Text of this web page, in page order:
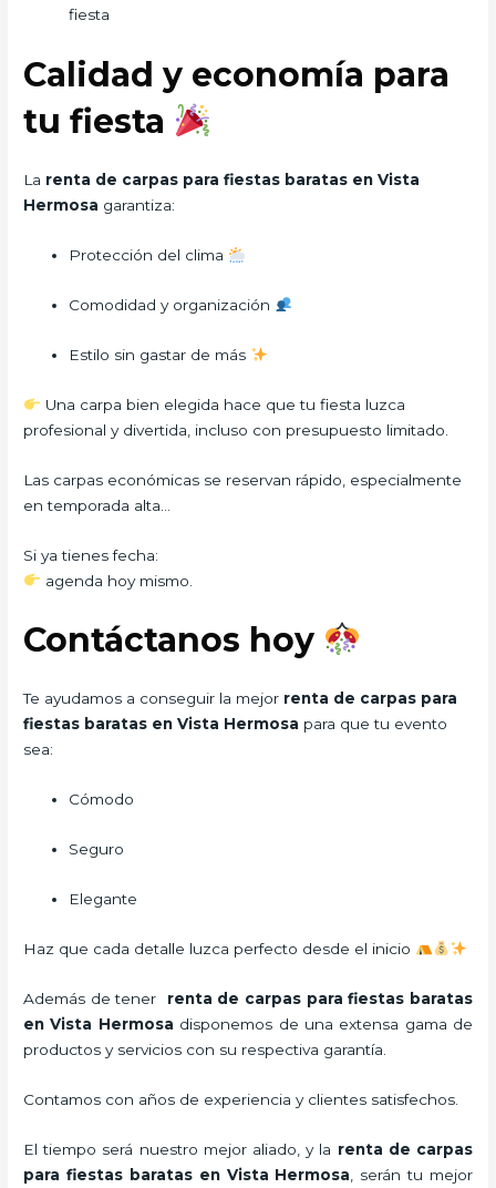
fiesta
Calidad y economía para
tu fiesta
La renta de carpas para fiestas baratas en Vista
Hermosa garantiza:
Protección del clima
Comodidad y organización
Estilo sin gastar de más
Una carpa bien elegida hace que tu fiesta luzca
profesional y divertida, incluso con presupuesto limitado.
Las carpas económicas se reservan rápido, especialmente
en temporada alta…
Si ya tienes fecha:
agenda hoy mismo.
Contáctanos hoy
Te ayudamos a conseguir la mejor renta de carpas para
fiestas baratas en Vista Hermosa para que tu evento
sea:
Cómodo
Seguro
Elegante
Haz que cada detalle luzca perfecto desde el inicio
Además de tener renta de carpas para fiestas baratas
en Vista Hermosa disponemos de una extensa gama de
productos y servicios con su respectiva garantía.
Contamos con años de experiencia y clientes satisfechos.
El tiempo será nuestro mejor aliado, y la renta de carpas
para fiestas baratas en Vista Hermosa
serán tu mejor